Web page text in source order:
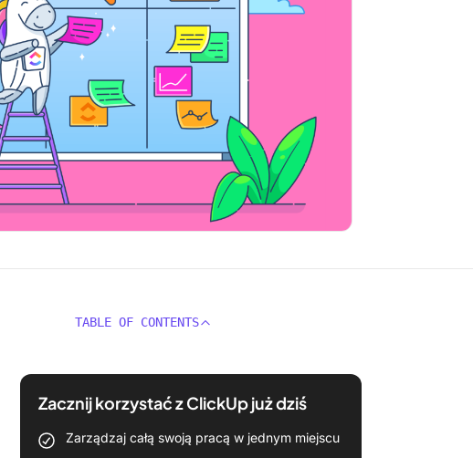
TABLE OF CONTENTS
Zacznij korzystać z ClickUp już dziś
Zarządzaj całą swoją pracą w jednym miejscu